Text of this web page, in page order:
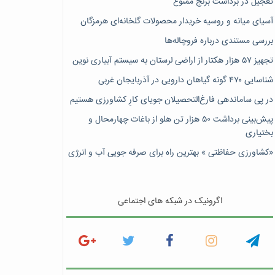
آسیای میانه و روسیه خریدار محصولات گلخانه‌ای هرمزگان
بررسی مستندی درباره فروچاله‌ها
تجهیز ۵۷ هزار هکتار از اراضی لرستان به سیستم آبیاری نوین
شناسایی ۴۷٠ گونه گیاهان دارویی در آذربایجان غربی
در پی ساماندهی فارغ‌التحصیلان جویای کارِ کشاورزی هستیم
پیش‎‌بینی برداشت ۵۰ هزار تن هلو از باغات چهارمحال و
بختیاری
«کشاورزی حفاظتی » بهترین راه برای صرفه جویی آب و انرژی
اگرونیک در شبکه های اجتماعی